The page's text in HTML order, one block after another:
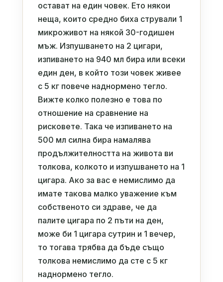
остават на един човек. Ето някои
неща, които средно биха стрували 1
микроживот на някой 30-годишен
мъж. Изпушването на 2 цигари,
изпиването на 940 мл бира или всеки
един ден, в който този човек живее
с 5 кг повече наднормено тегло.
Вижте колко полезно е това по
отношение на сравнение на
рисковете. Така че изпиването на
500 мл силна бира намалява
продължителността на живота ви
толкова, колкото и изпушването на 1
цигара. Ако за вас е немислимо да
имате такова малко уважение към
собственото си здраве, че да
палите цигара по 2 пъти на ден,
може би 1 цигара сутрин и 1 вечер,
то тогава трябва да бъде също
толкова немислимо да сте с 5 кг
наднормено тегло.